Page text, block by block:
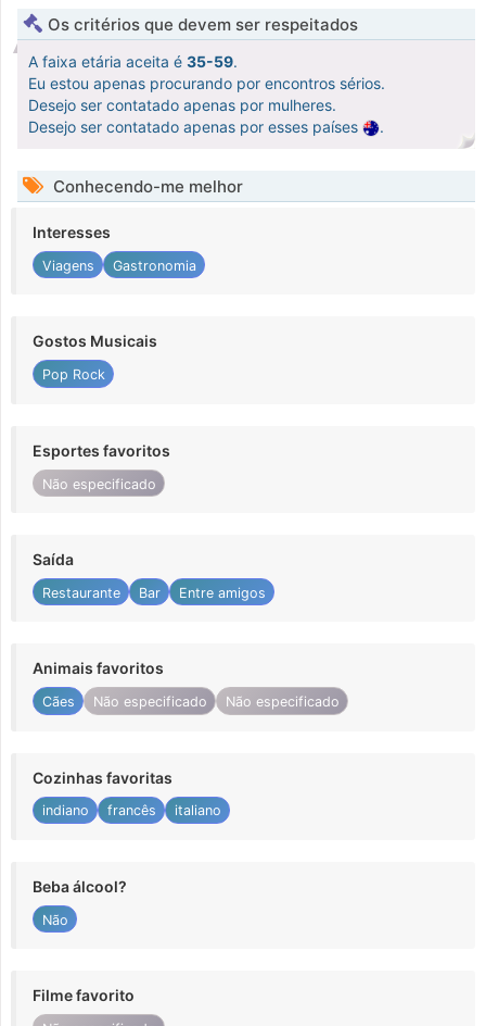
Os critérios que devem ser respeitados
A faixa etária aceita é 35-59.
Eu estou apenas procurando por encontros sérios.
Desejo ser contatado apenas por mulheres.
Desejo ser contatado apenas por esses países
.
Conhecendo-me melhor
Interesses
Viagens Gastronomia
Gostos Musicais
Pop Rock
Esportes favoritos
Não especificado
Saída
Restaurante Bar Entre amigos
Animais favoritos
Cães Não especificado Não especificado
Cozinhas favoritas
indiano francês italiano
Beba álcool?
Não
Filme favorito